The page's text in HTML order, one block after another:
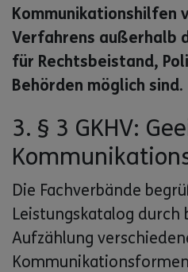
Kommunikationshilfen
Verfahrens außerhalb
für Rechtsbeistand,
Behörden möglich sind.
3. § 3 GKHV:
Die Fachverbände
Leistungskatalog durch
Aufzählung